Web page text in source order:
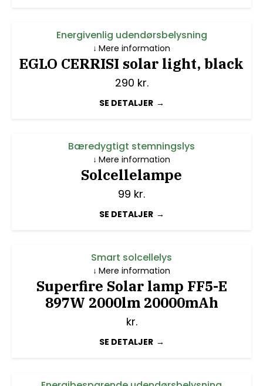
Energivenlig udendørsbelysning
EGLO CERRISI solar light, black
290 kr.
SE DETALJER
Mere information
Bæredygtigt stemningslys
Solcellelampe
99 kr.
SE DETALJER
Mere information
Smart solcellelys
Superfire Solar lamp FF5-E
897W 2000lm 20000mAh
kr.
SE DETALJER
Mere information